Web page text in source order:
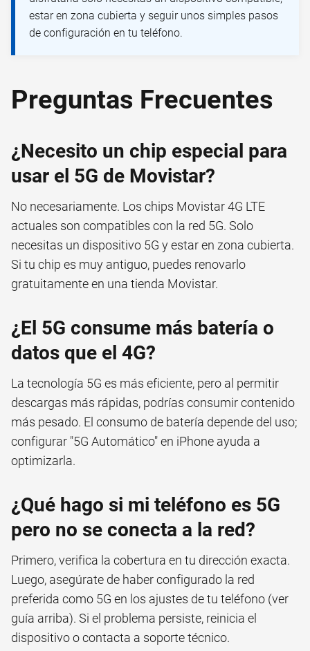
estar en zona cubierta y seguir unos simples pasos
de configuración en tu teléfono.
Preguntas Frecuentes
¿Necesito un chip especial para
usar el 5G de Movistar?
No necesariamente. Los chips Movistar 4G LTE
actuales son compatibles con la red 5G. Solo
necesitas un dispositivo 5G y estar en zona cubierta.
Si tu chip es muy antiguo, puedes renovarlo
gratuitamente en una tienda Movistar.
¿El 5G consume más batería o
datos que el 4G?
La tecnología 5G es más eficiente, pero al permitir
descargas más rápidas, podrías consumir contenido
más pesado. El consumo de batería depende del uso;
configurar "5G Automático" en iPhone ayuda a
optimizarla.
¿Qué hago si mi teléfono es 5G
pero no se conecta a la red?
Primero, verifica la cobertura en tu dirección exacta.
Luego, asegúrate de haber configurado la red
preferida como 5G en los ajustes de tu teléfono (ver
guía arriba). Si el problema persiste, reinicia el
dispositivo o contacta a soporte técnico.